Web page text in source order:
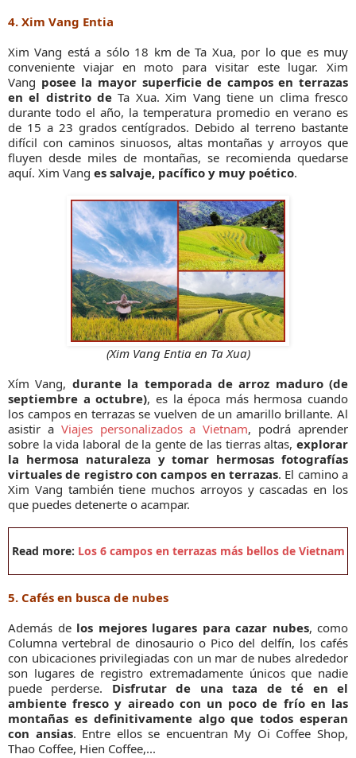
4. Xim Vang Entia
Xim Vang está a sólo 18 km de Ta Xua, por lo que es muy
conveniente viajar en moto para visitar este lugar. Xim
Vang posee la mayor superficie de campos en terrazas
en el distrito de Ta Xua. Xim Vang tiene un clima fresco
durante todo el año, la temperatura promedio en verano es
de 15 a 23 grados centígrados. Debido al terreno bastante
difícil con caminos sinuosos, altas montañas y arroyos que
fluyen desde miles de montañas, se recomienda quedarse
aquí. Xim Vang es salvaje, pacífico y muy poético.
(Xim Vang Entia en Ta Xua)
Xím Vang, durante la temporada de arroz maduro (de
septiembre a octubre), es la época más hermosa cuando
los campos en terrazas se vuelven de un amarillo brillante. Al
asistir a Viajes personalizados a Vietnam, podrá aprender
sobre la vida laboral de la gente de las tierras altas, explorar
la hermosa naturaleza y tomar hermosas fotografías
virtuales de registro con campos en terrazas. El camino a
Xim Vang también tiene muchos arroyos y cascadas en los
que puedes detenerte o acampar.
Read more: Los 6 campos en terrazas más bellos de Vietnam
5. Cafés en busca de nubes
Además de los mejores lugares para cazar nubes, como
Columna vertebral de dinosaurio o Pico del delfín, los cafés
con ubicaciones privilegiadas con un mar de nubes alrededor
son lugares de registro extremadamente únicos que nadie
puede perderse. Disfrutar de una taza de té en el
ambiente fresco y aireado con un poco de frío en las
montañas es definitivamente algo que todos esperan
con ansias. Entre ellos se encuentran My Oi Coffee Shop,
Thao Coffee, Hien Coffee,...